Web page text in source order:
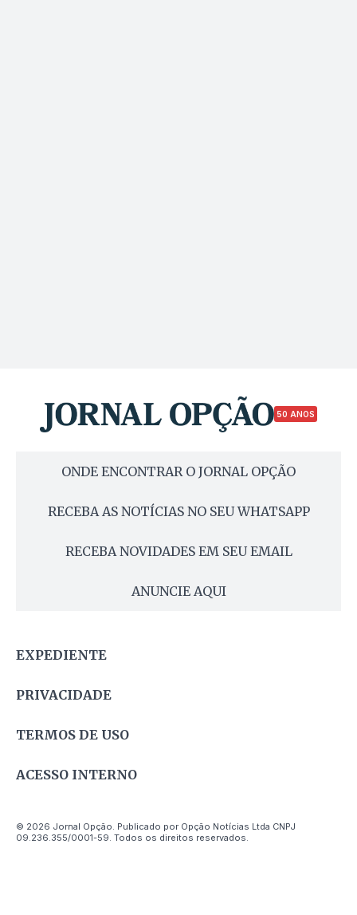
50 ANOS
ONDE ENCONTRAR O JORNAL OPÇÃO
RECEBA AS NOTÍCIAS NO SEU WHATSAPP
RECEBA NOVIDADES EM SEU EMAIL
ANUNCIE AQUI
EXPEDIENTE
PRIVACIDADE
TERMOS DE USO
ACESSO INTERNO
© 2026 Jornal Opção. Publicado por Opção Notícias Ltda CNPJ
09.236.355/0001-59. Todos os direitos reservados.